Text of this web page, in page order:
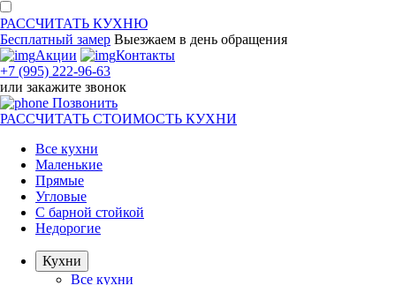
РАССЧИТАТЬ КУХНЮ
Бесплатный замер Выезжаем в день обращения
Акции
Контакты
+7 (995) 222-96-63
или закажите звонок
Позвонить
РАССЧИТАТЬ СТОИМОСТЬ КУХНИ
Все кухни
Маленькие
Прямые
Угловые
С барной стойкой
Недорогие
Кухни
Все кухни